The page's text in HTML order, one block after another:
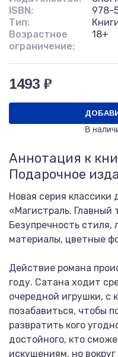
ISBN:
978-
Тип:
Возрастное
ограничение:
18+
1493 ₽
В
Аннотация к
Подарочное
Новая серия классики
«Магистраль. Главный
Безупречность стиля,
материалы, цветные
Действие романа
году. Сатана ходит
очередной игрушки, с
позабавиться, чтобы
развратить кого
достойного, кто
искушениям, но